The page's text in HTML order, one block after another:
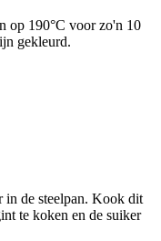
op 190°C voor zo'n 10
gekleurd.
in de steelpan. Kook dit
te koken en de suiker